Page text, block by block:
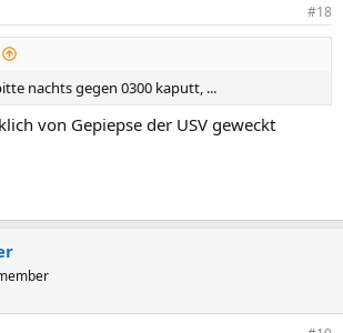
#18
nachts gegen 0300 kaputt, ...
von Gepiepse der USV geweckt